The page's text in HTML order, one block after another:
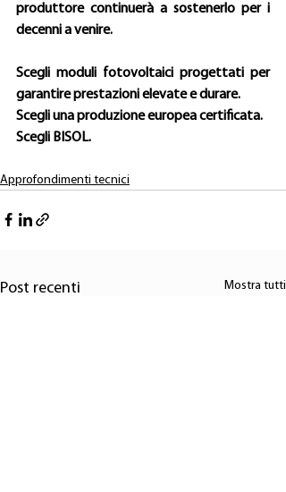
produttore continuerà a sostenerlo per i
decenni a venire.
Scegli moduli fotovoltaici progettati per
garantire prestazioni elevate e durare.
Scegli una produzione europea certificata.
Scegli BISOL.
Approfondimenti tecnici
Post recenti Mostra tutti